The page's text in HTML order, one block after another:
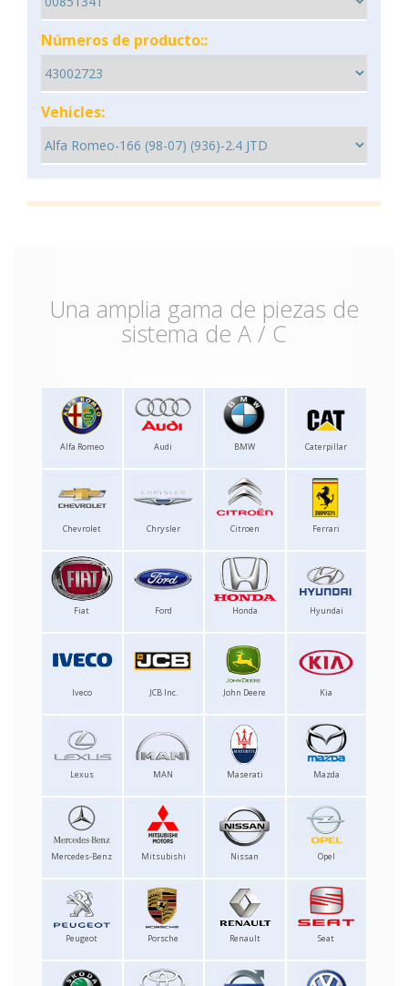
Números de producto::
Vehicles:
Una amplia gama de piezas de
sistema de A / C
Alfa Romeo Audi BMW Caterpillar
Chevrolet Chrysler Citroen Ferrari
Fiat Ford Honda Hyundai
Iveco JCB Inc. John Deere Kia
Lexus MAN Maserati Mazda
Mercedes-Benz Mitsubishi Nissan Opel
Peugeot Porsche Renault Seat